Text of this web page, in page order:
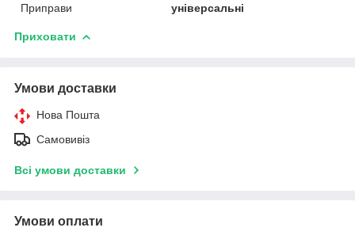
Приправи
універсальні
Приховати
Умови доставки
Нова Пошта
Самовивіз
Всі умови доставки
Умови оплати